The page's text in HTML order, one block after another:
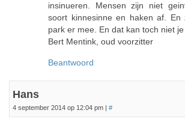
insinueren. Mensen zijn niet
soort kinnesinne en haken af.
park er mee. En dat kan toch niet
Bert Mentink, oud voorzitter
Beantwoord
Hans
4 september 2014 op 12:04 pm | #